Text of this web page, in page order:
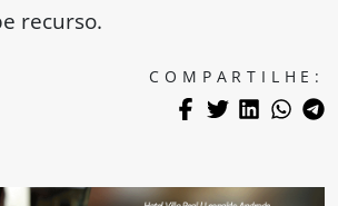
recurso.
COMPARTILHE: